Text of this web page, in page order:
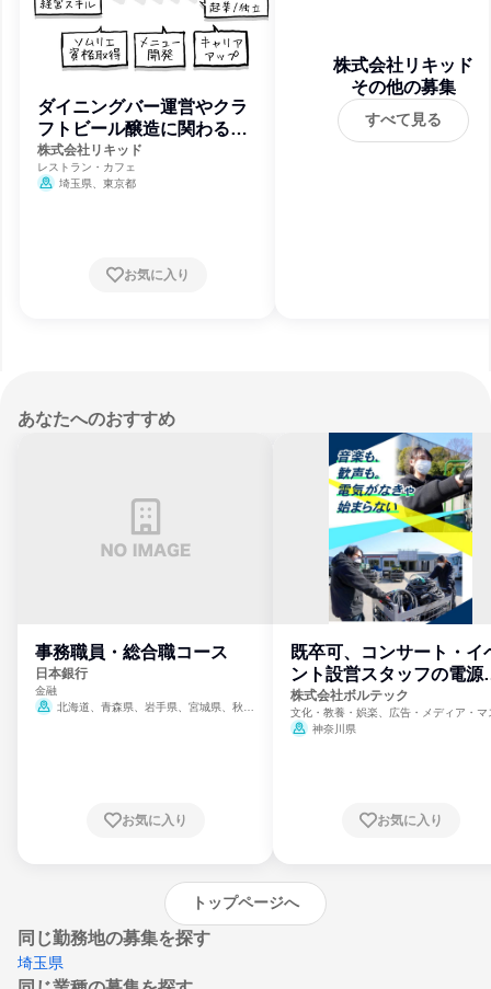
ダイニングバー運営やクラ
フトビール醸造に関わる総
合職
株式会社リキッド
レストラン・カフェ
埼玉県、東京都
お気に入り
株式会社リキッド
その他の募集
すべて見る
あなたへのおすすめ
事務職員・総合職コース
日本銀行
金融
北海道、青森県、岩手県、宮城県、秋田
崎県、熊本県、大分県、宮崎県、鹿児島県、
お気に入り
既卒可、コンサート・イ
ント設営スタッフの電源
門
株式会社ボルテック
文化・教養・娯楽、広告・メディア・マ
ミ、電力・ガス・水道・エネルギー
神奈川県
お気に入り
トップページへ
同じ勤務地の募集を探す
埼玉県